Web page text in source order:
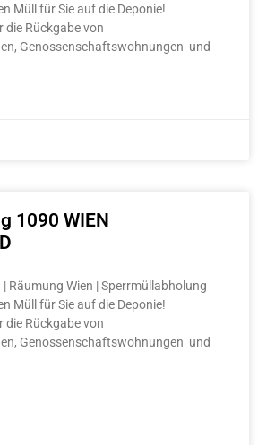
Müll für Sie auf die Deponie!
die Rückgabe von
Genossenschaftswohnungen und
1090 WIEN
Räumung Wien | Sperrmüllabholung
Müll für Sie auf die Deponie!
die Rückgabe von
Genossenschaftswohnungen und